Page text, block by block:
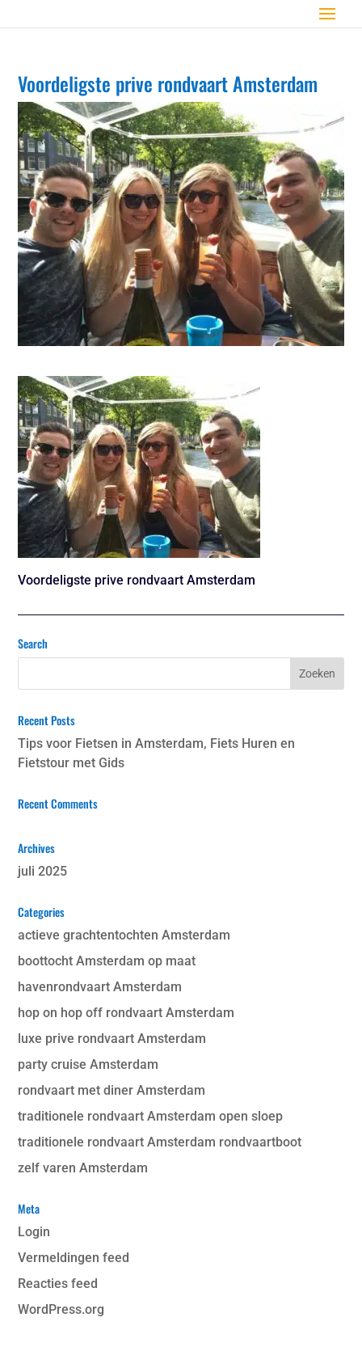
Voordeligste prive rondvaart Amsterdam
Voordeligste prive rondvaart Amsterdam
Search
Recent Posts
Tips voor Fietsen in Amsterdam, Fiets Huren en
Fietstour met Gids
Recent Comments
Archives
juli 2025
Categories
actieve grachtentochten Amsterdam
boottocht Amsterdam op maat
havenrondvaart Amsterdam
hop on hop off rondvaart Amsterdam
luxe prive rondvaart Amsterdam
party cruise Amsterdam
rondvaart met diner Amsterdam
traditionele rondvaart Amsterdam open sloep
traditionele rondvaart Amsterdam rondvaartboot
zelf varen Amsterdam
Meta
Login
Vermeldingen feed
Reacties feed
WordPress.org